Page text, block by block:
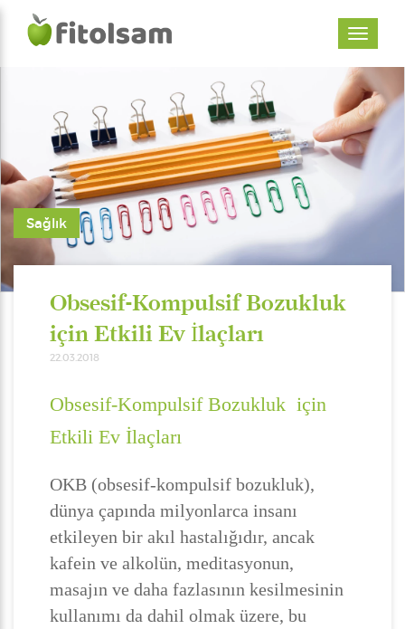
Sağlık
Obsesif-Kompulsif Bozukluk
için Etkili Ev İlaçları
22.03.2018
Obsesif-Kompulsif Bozukluk için
Etkili Ev İlaçları
OKB (obsesif-kompulsif bozukluk),
dünya çapında milyonlarca insanı
etkileyen bir akıl hastalığıdır, ancak
kafein ve alkolün, meditasyonun,
masajın ve daha fazlasının kesilmesinin
kullanımı da dahil olmak üzere, bu